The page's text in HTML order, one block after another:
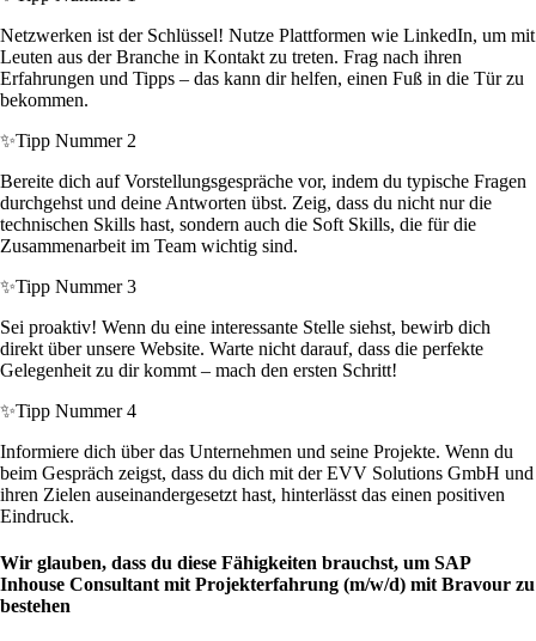
Netzwerken ist der Schlüssel! Nutze Plattformen wie LinkedIn, um mit
Leuten aus der Branche in Kontakt zu treten. Frag nach ihren
Erfahrungen und Tipps – das kann dir helfen, einen Fuß in die Tür zu
bekommen.
✨Tipp Nummer 2
Bereite dich auf Vorstellungsgespräche vor, indem du typische Fragen
durchgehst und deine Antworten übst. Zeig, dass du nicht nur die
technischen Skills hast, sondern auch die Soft Skills, die für die
Zusammenarbeit im Team wichtig sind.
✨Tipp Nummer 3
Sei proaktiv! Wenn du eine interessante Stelle siehst, bewirb dich
direkt über unsere Website. Warte nicht darauf, dass die perfekte
Gelegenheit zu dir kommt – mach den ersten Schritt!
✨Tipp Nummer 4
Informiere dich über das Unternehmen und seine Projekte. Wenn du
beim Gespräch zeigst, dass du dich mit der EVV Solutions GmbH und
ihren Zielen auseinandergesetzt hast, hinterlässt das einen positiven
Eindruck.
Wir glauben, dass du diese Fähigkeiten brauchst, um SAP
Inhouse Consultant mit Projekterfahrung (m/w/d) mit Bravour zu
bestehen